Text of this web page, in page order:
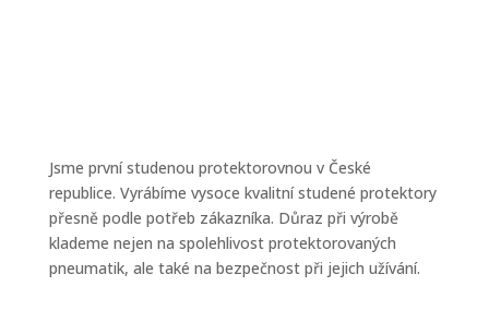
Jsme první studenou protektorovnou v České
republice. Vyrábíme vysoce kvalitní studené protektory
přesně podle potřeb zákazníka. Důraz při výrobě
klademe nejen na spolehlivost protektorovaných
pneumatik, ale také na bezpečnost při jejich užívání.